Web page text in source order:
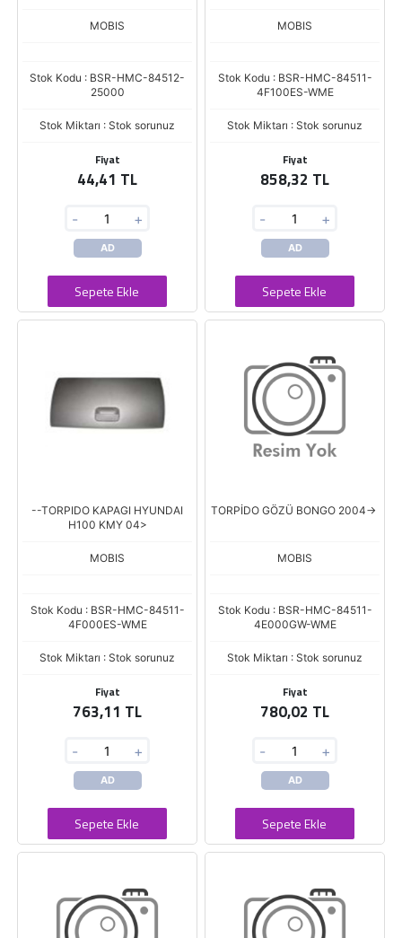
MOBIS
Stok Kodu : BSR-HMC-84512-
25000
Stok Miktarı : Stok sorunuz
Fiyat
44,41 TL
- +
AD
Sepete Ekle
MOBIS
Stok Kodu : BSR-HMC-84511-
4F100ES-WME
Stok Miktarı : Stok sorunuz
Fiyat
858,32 TL
- +
AD
Sepete Ekle
--TORPIDO KAPAGI HYUNDAI
H100 KMY 04>
MOBIS
Stok Kodu : BSR-HMC-84511-
4F000ES-WME
Stok Miktarı : Stok sorunuz
Fiyat
763,11 TL
- +
AD
Sepete Ekle
TORPİDO GÖZÜ BONGO 2004->
MOBIS
Stok Kodu : BSR-HMC-84511-
4E000GW-WME
Stok Miktarı : Stok sorunuz
Fiyat
780,02 TL
- +
AD
Sepete Ekle